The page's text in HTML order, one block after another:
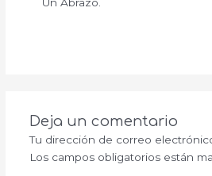
Un Abrazo.
Deja un comentario
Tu dirección de correo
Los campos obligatorios están